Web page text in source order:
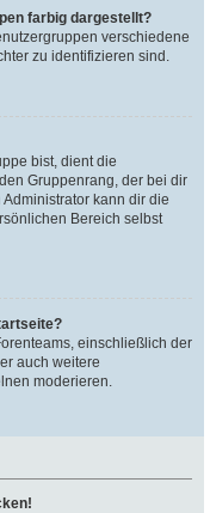
farbig dargestellt?
verschiedene
zu identifizieren sind.
bist, dient die
Gruppenrang, der bei dir
kann dir die
Bereich selbst
einschließlich der
auch weitere
moderieren.